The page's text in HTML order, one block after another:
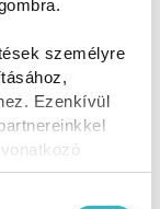
személyre
Ezenkívül
más olyan